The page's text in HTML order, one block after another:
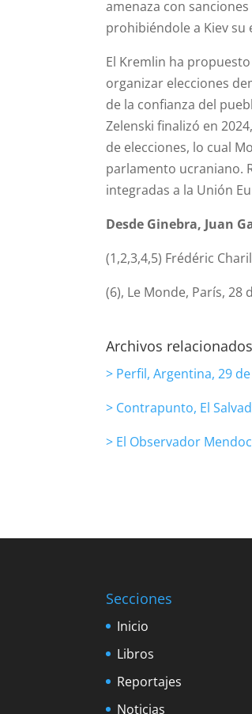
amenaza con
prohibiéndole a Kiev su
El Kremlin ha
organizar elecciones
de la confianza del
Zelenski finalizó en
de elecciones, lo cual
parlamento ucraniano.
integradas a la Unión
Desde Ginebra, Juan
(1,2,3,4,5) Frédéric
(6), Le Monde, París, 28
Archivos
> Perfil, Argentina, 29
> Contrapunto, El
> El Observador
Secciones
Inicio
Libros
Reportajes
Noticias